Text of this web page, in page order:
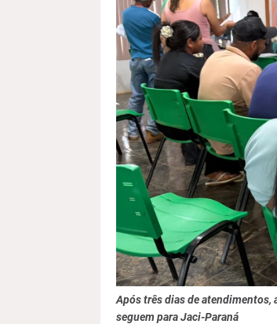
Após três dias de atendimentos,
seguem para Jaci-Paraná